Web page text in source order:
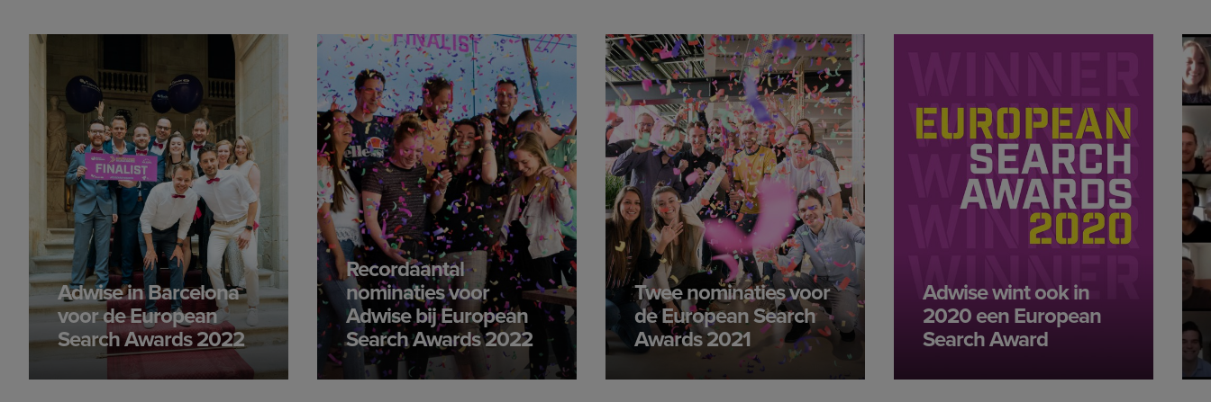
Adwise in Barcelona
voor de European
Search Awards 2022
Recordaantal
nominaties voor
Adwise bij European
Search Awards 2022
Twee nominaties voor
de European Search
Awards 2021
Adwise wint ook in
2020 een European
Search Award